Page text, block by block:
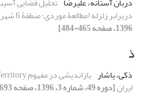
دربرابر زلزله (مطالعۀ موردی: منطقۀ 6 شهر تهران)
1396، صفحه 465-484]
ذ
ذکی، یاشار
ایران[دوره 49، شماره 3، 1396، صفحه 693-711]